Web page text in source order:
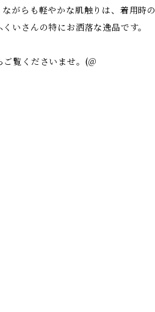
がらも軽やかな肌触りは、着用時の
いさんの特にお洒落な逸品です。
覧くださいませ。(＠